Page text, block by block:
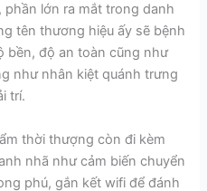
lớn ra mắt trong danh
tên thương hiệu ấy sẽ bệnh
bền, độ an toàn cũng như
như nhân kiệt quánh trưng
trí.
thời thượng còn đi kèm
nhã như cảm biến chuyển
phú, gắn kết wifi để đánh